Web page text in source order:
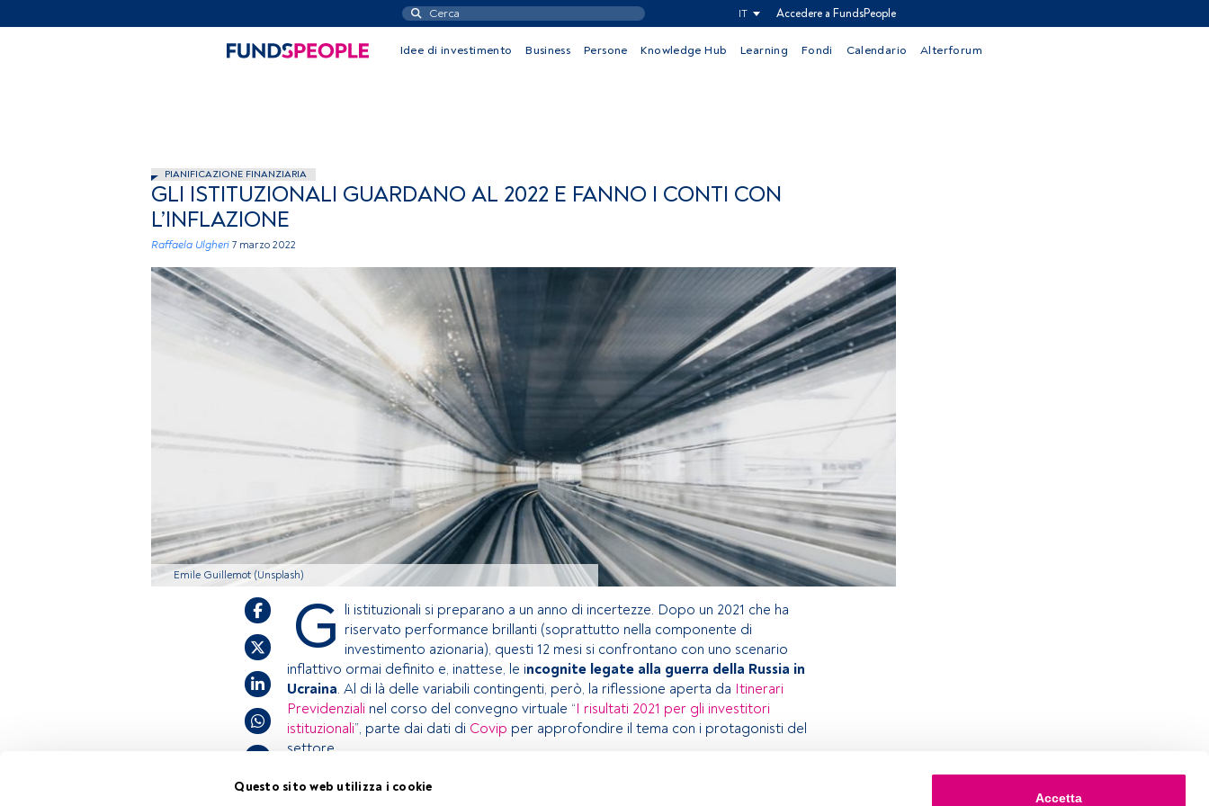
Questo sito web utilizza i cookie
Accetta
IT Accedere a FundsPeople
Idee di investimento Business Persone Knowledge Hub Learning Fondi Calendario Alterforum
PIANIFICAZIONE FINANZIARIA
GLI ISTITUZIONALI GUARDANO AL 2022 E FANNO I CONTI CON
L’INFLAZIONE
Raffaela Ulgheri 7 marzo 2022
Emile Guillemot (Unsplash)
G li istituzionali si preparano a un anno di incertezze. Dopo un 2021 che ha
riservato performance brillanti (soprattutto nella componente di
investimento azionaria), questi 12 mesi si confrontano con uno scenario
inflattivo ormai definito e, inattese, le incognite legate alla guerra della Russia in
Ucraina. Al di là delle variabili contingenti, però, la riflessione aperta da Itinerari
Previdenziali nel corso del convegno virtuale “I risultati 2021 per gli investitori
istituzionali”, parte dai dati di Covip per approfondire il tema con i protagonisti del
settore.